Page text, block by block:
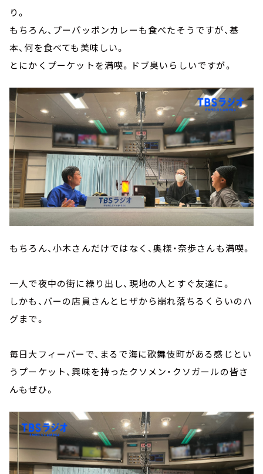
り。
もちろん、プーパッポンカレーも食べたそうですが、基
本、何を食べても美味しい。
とにかくプーケットを満喫。ドブ臭いらしいですが。
もちろん、小木さんだけではなく、奥様・奈歩さんも満喫。
一人で夜中の街に繰り出し、現地の人とすぐ友達に。
しかも、バーの店員さんとヒザから崩れ落ちるくらいのハ
グまで。
毎日大フィーバーで、まるで海に歌舞伎町がある感じとい
うプーケット、興味を持ったクソメン・クソガールの皆さ
んもぜひ。